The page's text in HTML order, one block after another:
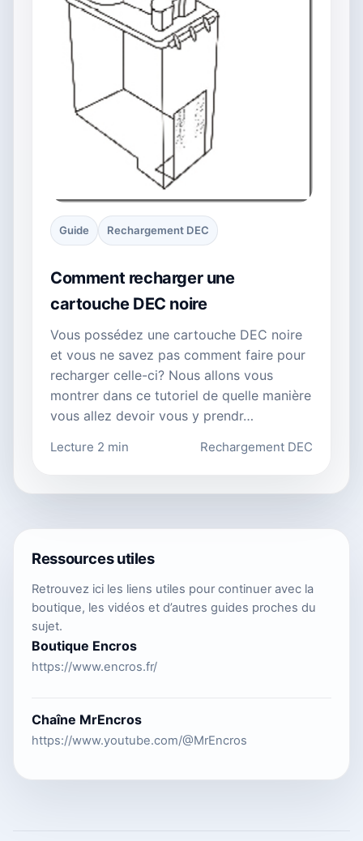
Guide Rechargement DEC
Comment recharger une
cartouche DEC noire
Vous possédez une cartouche DEC noire
et vous ne savez pas comment faire pour
recharger celle-ci? Nous allons vous
montrer dans ce tutoriel de quelle manière
vous allez devoir vous y prendr…
Lecture 2 min Rechargement DEC
Ressources utiles
Retrouvez ici les liens utiles pour continuer avec la
boutique, les vidéos et d’autres guides proches du
sujet.
Boutique Encros
https://www.encros.fr/
Chaîne MrEncros
https://www.youtube.com/@MrEncros